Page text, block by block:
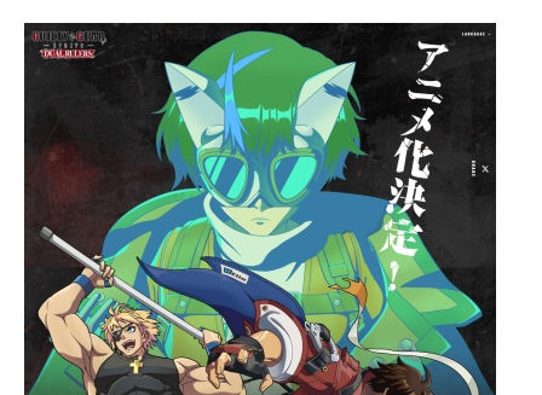
好きが集まる 比べて選べる
ビジネスと働き方のヒント
AI活用のいまが分かる
企業ITのトレンドを詳説
経営リーダーのコミュニティ
マーケ×ITの今がよく分かる
ITエンジニア向け専門サイト
企業向けIT製品の総合サイト